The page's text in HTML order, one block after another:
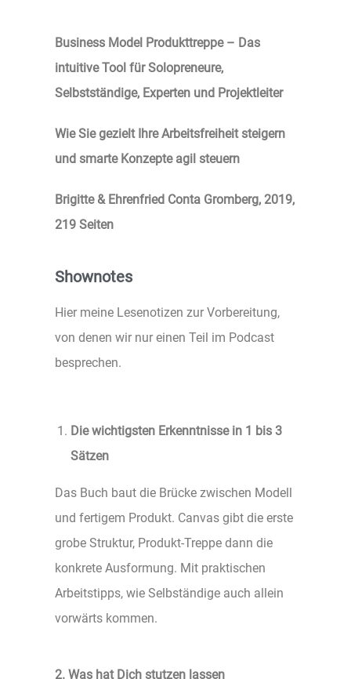
Business Model Produkttreppe – Das
intuitive Tool für Solopreneure,
Selbstständige, Experten und Projektleiter
Wie Sie gezielt Ihre Arbeitsfreiheit steigern
und smarte Konzepte agil steuern
Brigitte & Ehrenfried Conta Gromberg, 2019,
219 Seiten
Shownotes
Hier meine Lesenotizen zur Vorbereitung,
von denen wir nur einen Teil im Podcast
besprechen.
Die wichtigsten Erkenntnisse in 1 bis 3
Sätzen
Das Buch baut die Brücke zwischen Modell
und fertigem Produkt. Canvas gibt die erste
grobe Struktur, Produkt-Treppe dann die
konkrete Ausformung. Mit praktischen
Arbeitstipps, wie Selbständige auch allein
vorwärts kommen.
2. Was hat Dich stutzen lassen